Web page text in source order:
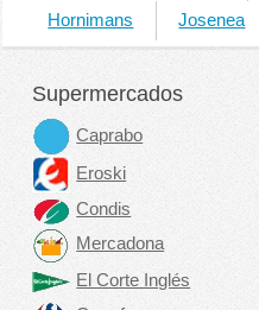
Hornimans Josenea
Supermercados
Caprabo
Eroski
Condis
Mercadona
El Corte Inglés